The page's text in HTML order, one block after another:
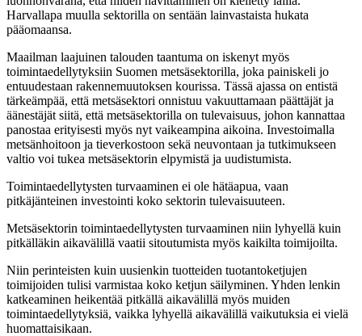
Harvallapa muulla sektorilla on sentään lainvastaista hukata
pääomaansa.
Maailman laajuinen talouden taantuma on iskenyt myös
toimintaedellytyksiin Suomen metsäsektorilla, joka painiskeli jo
entuudestaan rakennemuutoksen kourissa. Tässä ajassa on entistä
tärkeämpää, että metsäsektori onnistuu vakuuttamaan päättäjät ja
äänestäjät siitä, että metsäsektorilla on tulevaisuus, johon kannattaa
panostaa erityisesti myös nyt vaikeampina aikoina. Investoimalla
metsänhoitoon ja tieverkostoon sekä neuvontaan ja tutkimukseen
valtio voi tukea metsäsektorin elpymistä ja uudistumista.
Toimintaedellytysten turvaaminen ei ole hätäapua, vaan
pitkäjänteinen investointi koko sektorin tulevaisuuteen.
Metsäsektorin toimintaedellytysten turvaaminen niin lyhyellä kuin
pitkälläkin aikavälillä vaatii sitoutumista myös kaikilta toimijoilta.
Niin perinteisten kuin uusienkin tuotteiden tuotantoketjujen
toimijoiden tulisi varmistaa koko ketjun säilyminen. Yhden lenkin
katkeaminen heikentää pitkällä aikavälillä myös muiden
toimintaedellytyksiä, vaikka lyhyellä aikavälillä vaikutuksia ei vielä
huomattaisikaan.